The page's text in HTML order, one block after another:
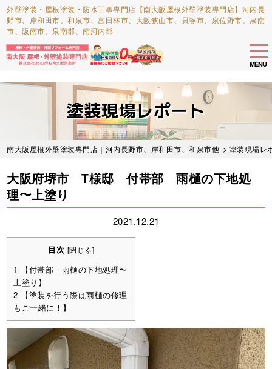
Skip
MENU
外壁塗装・屋根塗装・防水工事専門店【南大阪屋根外壁塗装専門店】河内長
野市、岸和田市、和泉市、富田林市、大阪狭山市、貝塚市、泉佐野市、泉南
市、阪南市、泉南郡、南河内郡
塗装現場レポート
南大阪屋根外壁塗装専門店｜河内長野市、岸和田市、和泉市他 > 塗装現場レ
大阪府堺市 T様邸 付帯部 雨樋の下地処
理〜上塗り
2021.12.21
目次 [閉じる]
1
【付帯部 雨樋の下地処理〜
上塗り】
2 【塗装を行う際は雨樋の修理
もご一緒に！】